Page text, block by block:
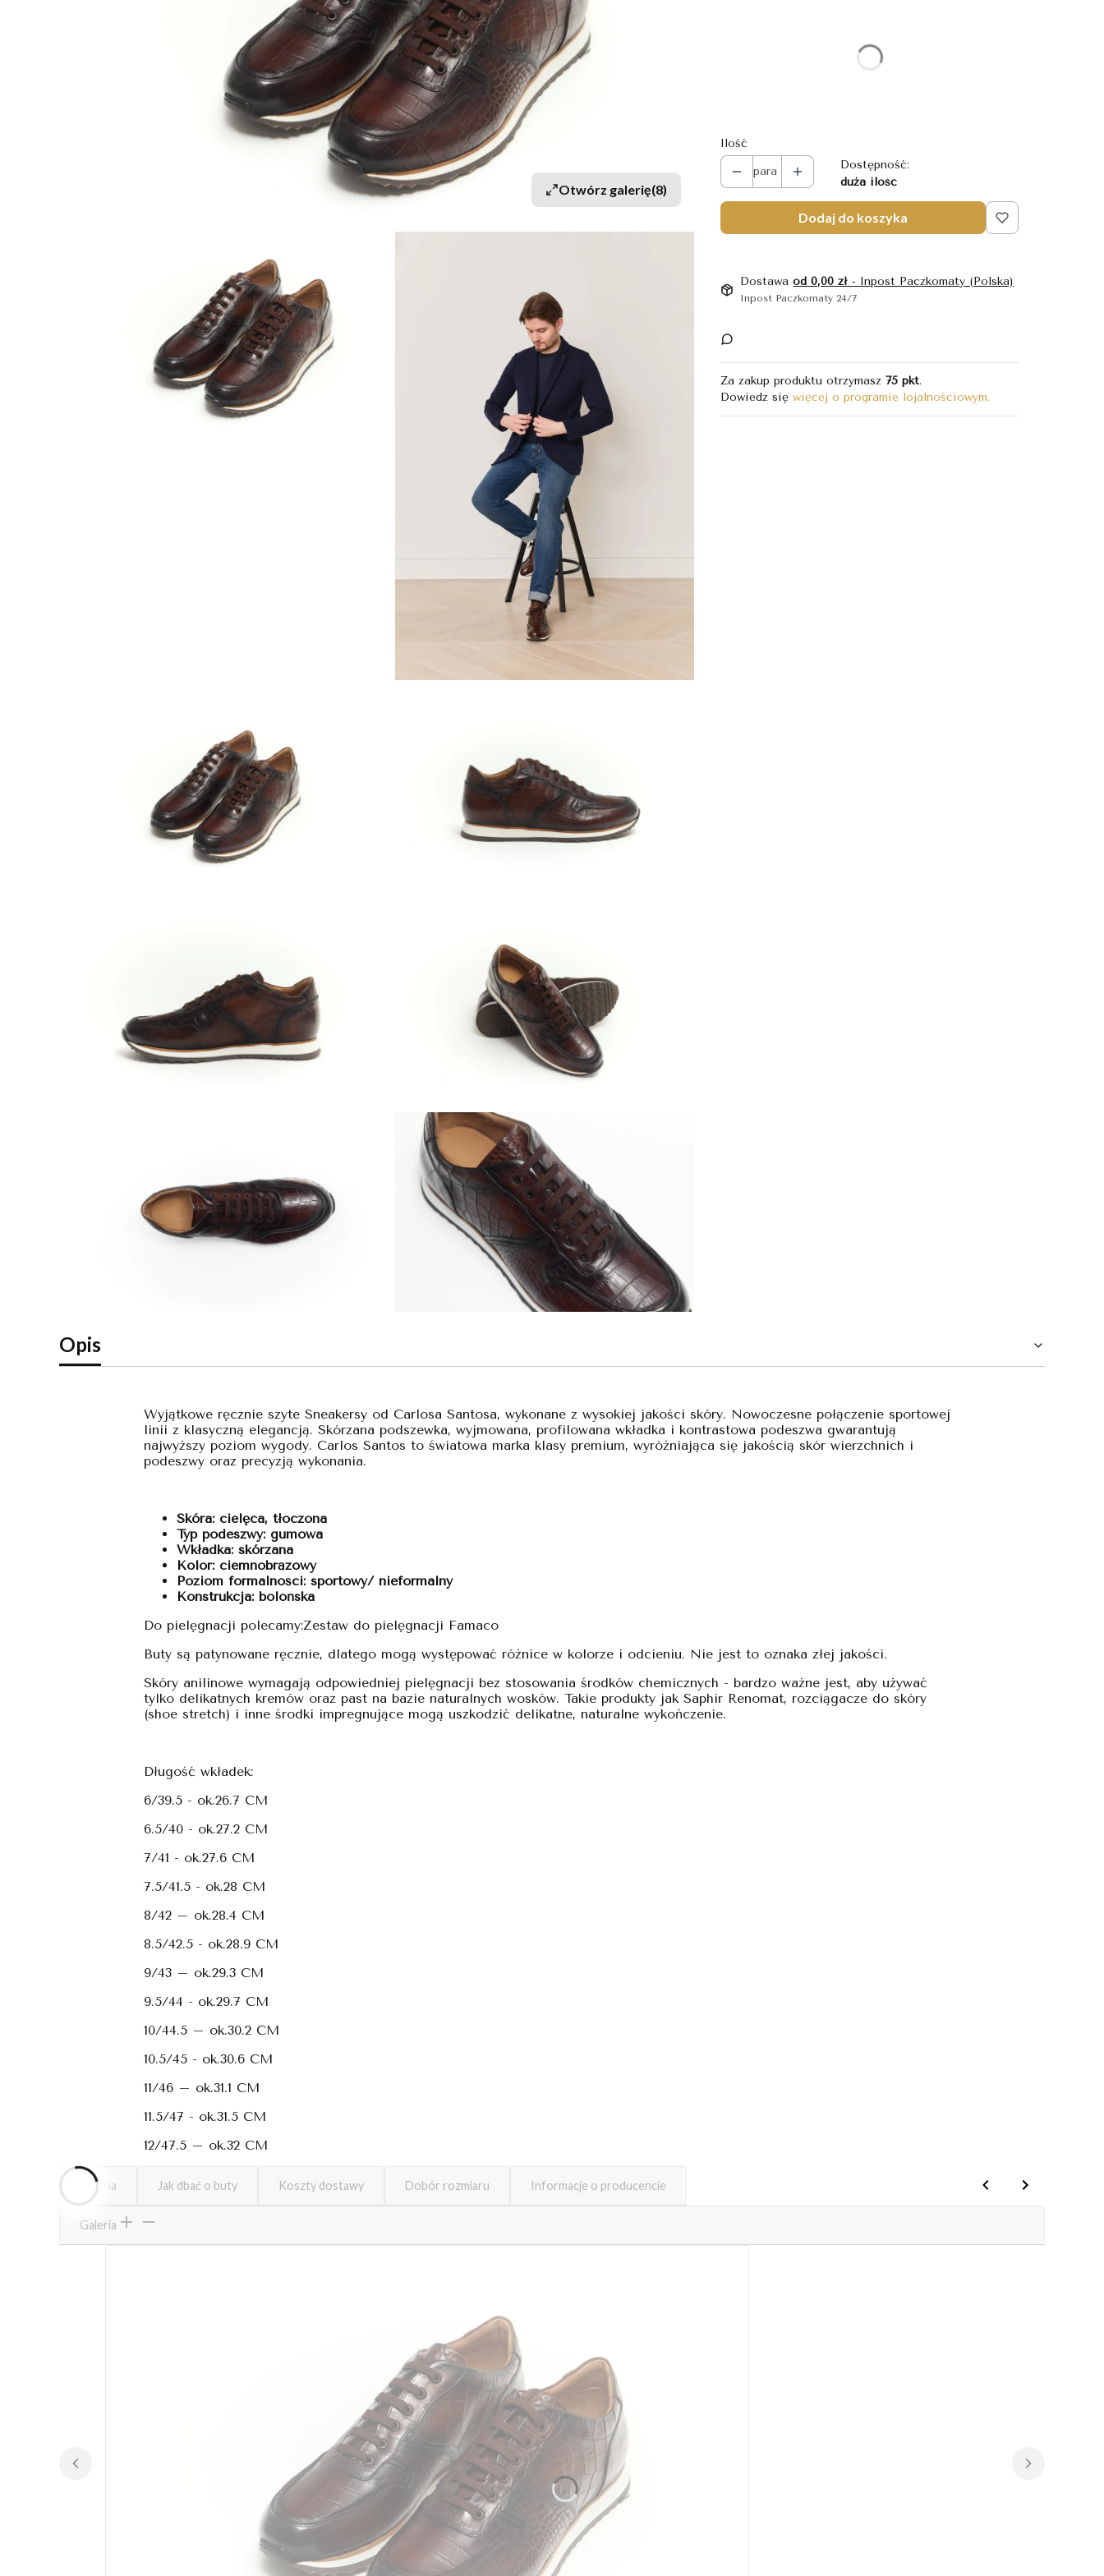
Otwórz galerię(8)
Ilość
para
Dostępność:
duża ilość
Dodaj do koszyka
Dostawaod 0,00 zł - Inpost Paczkomaty (Polska)
Inpost Paczkomaty 24/7
Za zakup produktu otrzymasz75 pkt.
Dowiedz sięwięcej o programie lojalnościowym.
Opis
Wyjątkowe ręcznie szyte Sneakersy od Carlosa Santosa, wykonane z wysokiej jakości skóry. Nowoczesne połączenie sportowej
linii z klasyczną elegancją. Skórzana podszewka, wyjmowana, profilowana wkładka i kontrastowa podeszwa gwarantują
najwyższy poziom wygody. Carlos Santos to światowa marka klasy premium, wyróżniająca się jakością skór wierzchnich i
podeszwy oraz precyzją wykonania.
Skóra: cielęca, tłoczona
Typ podeszwy: gumowa
Wkładka: skórzana
Kolor: ciemnobrązowy
Poziom formalności: sportowy/ nieformalny
Konstrukcja: bolońska
Do pielęgnacji polecamy:Zestaw do pielęgnacji Famaco
Buty są patynowane ręcznie, dlatego mogą występować różnice w kolorze i odcieniu. Nie jest to oznaka złej jakości.
Skóry anilinowe wymagają odpowiedniej pielęgnacji bez stosowania środków chemicznych - bardzo ważne jest, aby używać
tylko delikatnych kremów oraz past na bazie naturalnych wosków. Takie produkty jak Saphir Renomat, rozciągacze do skóry
(shoe stretch) i inne środki impregnujące mogą uszkodzić delikatne, naturalne wykończenie.
Długość wkładek:
6/39.5 - ok.26.7 CM
6.5/40 - ok.27.2 CM
7/41 - ok.27.6 CM
7.5/41.5 - ok.28 CM
8/42 – ok.28.4 CM
8.5/42.5 - ok.28.9 CM
9/43 – ok.29.3 CM
9.5/44 - ok.29.7 CM
10/44.5 – ok.30.2 CM
10.5/45 - ok.30.6 CM
11/46 – ok.31.1 CM
11.5/47 - ok.31.5 CM
12/47.5 – ok.32 CM
Galeria Jak dbać o buty Koszty dostawy Dobór rozmiaru Informacje o producencie
Galeria